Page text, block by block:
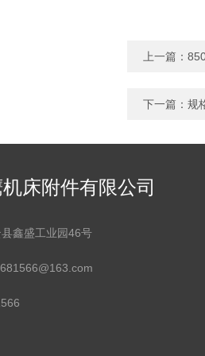
上一篇：
下一篇： 规
床附件有限公司
鑫盛工业园46号